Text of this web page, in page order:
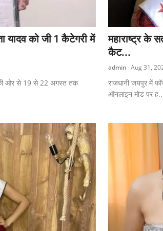
यादव को जी 1 कैटेगरी में
की ओर से 19 से 22 अगस्त तक
महाराष्ट्र के
कैट...
admin Aug 31,
राजधानी जयपुर में
ऑनलाइन मोड पर